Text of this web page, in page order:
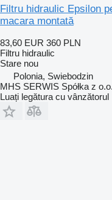
Filtru hidraulic Epsilon
macara montată
83,60 EUR 360 PLN
Filtru hidraulic
Stare nou
Polonia, Swiebodzin
MHS SERWIS Spółka z o.o.
Luați legătura cu vânzătorul